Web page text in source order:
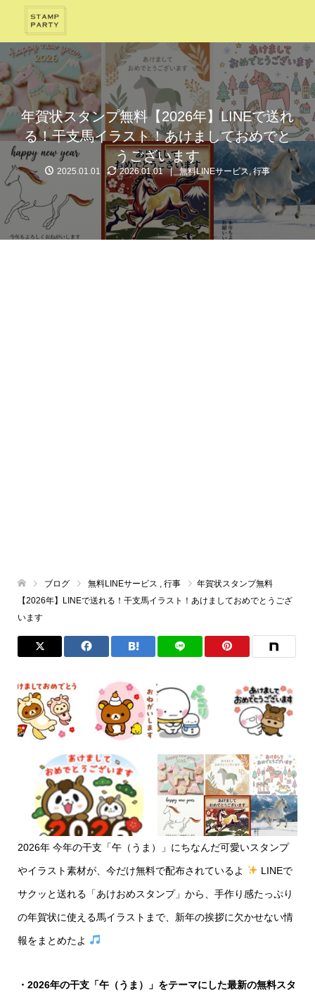
年賀状スタンプ無料【2026年】LINEで送れ
る！干支馬イラスト！あけましておめでと
うございます
2025.01.01 2026.01.01 無料LINEサービス ,行事
ブログ 無料LINEサービス , 行事
年賀状スタンプ無料
【2026年】LINEで送れる！干支馬イラスト！あけましておめでとうござ
います
2026年 今年の干支「午（うま）」にちなんだ可愛いスタンプ
やイラスト素材が、今だけ無料で配布されているよ LINEで
サクッと送れる「あけおめスタンプ」から、手作り感たっぷり
の年賀状に使える馬イラストまで、新年の挨拶に欠かせない情
報をまとめたよ
・2026年の干支「午（うま）」をテーマにした最新の無料スタ